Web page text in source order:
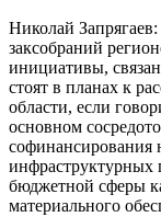
Николай
заксобраний
инициативы,
стоят в планах к
области, если
основном
софинансирования
инфраструктурных
бюджетной сферы
материального